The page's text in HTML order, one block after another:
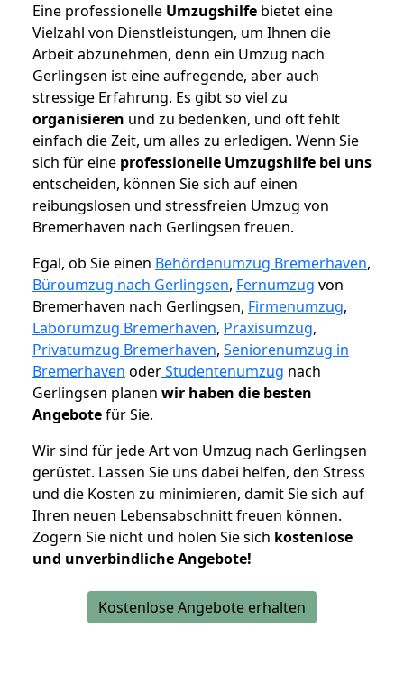
Eine professionelle Umzugshilfe bietet eine
Vielzahl von Dienstleistungen, um Ihnen die
Arbeit abzunehmen, denn ein Umzug nach
Gerlingsen ist eine aufregende, aber auch
stressige Erfahrung. Es gibt so viel zu
organisieren und zu bedenken, und oft fehlt
einfach die Zeit, um alles zu erledigen. Wenn Sie
sich für eine professionelle Umzugshilfe bei uns
entscheiden, können Sie sich auf einen
reibungslosen und stressfreien Umzug von
Bremerhaven nach Gerlingsen freuen.
Egal, ob Sie einen Behördenumzug Bremerhaven,
Büroumzug nach Gerlingsen, Fernumzug von
Bremerhaven nach Gerlingsen, Firmenumzug,
Laborumzug Bremerhaven, Praxisumzug,
Privatumzug Bremerhaven, Seniorenumzug in
Bremerhaven oderStudentenumzug nach
Gerlingsen planen wir haben die besten
Angebotefür Sie.
Wir sind für jede Art von Umzug nach Gerlingsen
gerüstet. Lassen Sie uns dabei helfen, den Stress
und die Kosten zu minimieren, damit Sie sich auf
Ihren neuen Lebensabschnitt freuen können.
Zögern Sie nicht und holen Sie sich kostenlose
und unverbindliche Angebote!
Kostenlose Angebote erhalten